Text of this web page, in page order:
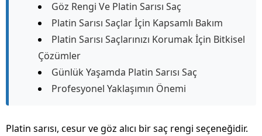
Göz Rengi Ve Platin Sarısı Saç
Platin Sarısı Saçlar İçin Kapsamlı Bakım
Platin Sarısı Saçlarınızı Korumak İçin Bitkisel
Çözümler
Günlük Yaşamda Platin Sarısı Saç
Profesyonel Yaklaşımın Önemi
Platin sarısı, cesur ve göz alıcı bir saç rengi seçeneğidir.